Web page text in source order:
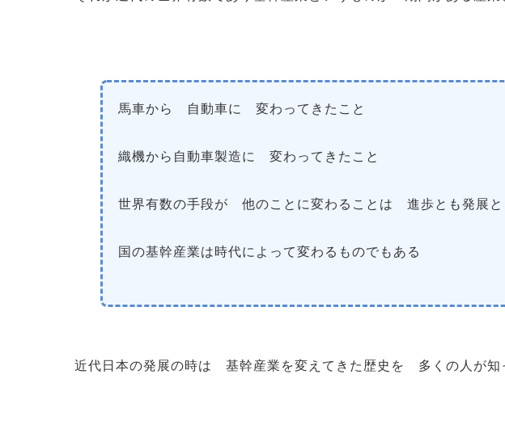
馬車から 自動車に 変わってきたこと
織機から自動車製造に 変わってきたこと
世界有数の手段が 他のことに変わることは 進歩とも発展と
国の基幹産業は時代によって変わるものでもある
近代日本の発展の時は 基幹産業を変えてきた歴史を 多くの人が知